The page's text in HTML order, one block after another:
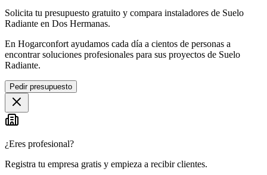
Solicita tu presupuesto gratuito y compara instaladores de Suelo
Radiante en Dos Hermanas.
En Hogarconfort ayudamos cada día a cientos de personas a
encontrar soluciones profesionales para sus proyectos de Suelo
Radiante.
Pedir presupuesto
¿Eres profesional?
Registra tu empresa gratis y empieza a recibir clientes.